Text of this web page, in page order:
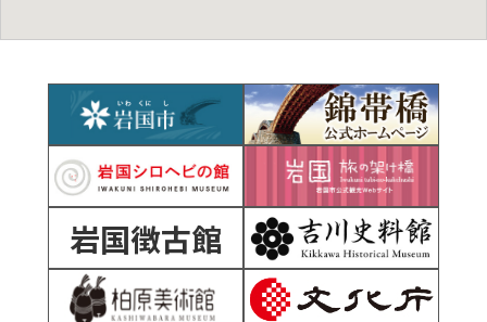
岩国徴古館